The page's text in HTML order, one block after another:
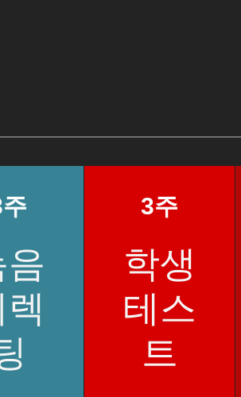
음
렉
3주
학생
테스
트